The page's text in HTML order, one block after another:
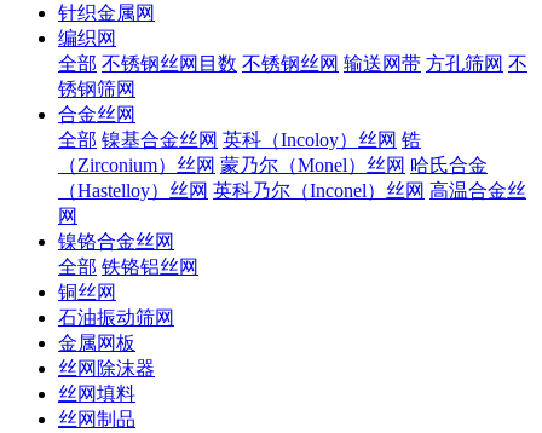
针织金属网
编织网
全部 不锈钢丝网目数 不锈钢丝网 输送网带 方孔筛网 不
锈钢筛网
合金丝网
全部 镍基合金丝网 英科（Incoloy）丝网 锆
（Zirconium）丝网 蒙乃尔（Monel）丝网 哈氏合金
（Hastelloy）丝网 英科乃尔（Inconel）丝网 高温合金丝
网
镍铬合金丝网
全部 铁铬铝丝网
铜丝网
石油振动筛网
金属网板
丝网除沫器
丝网填料
丝网制品